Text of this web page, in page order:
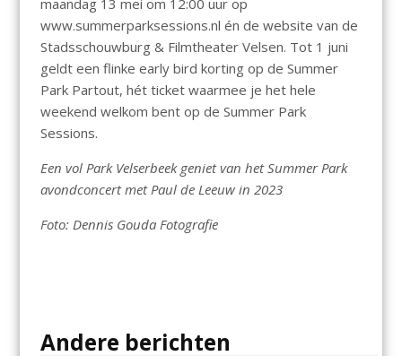
maandag 13 mei om 12:00 uur op
www.summerparksessions.nl én de website van de
Stadsschouwburg & Filmtheater Velsen. Tot 1 juni
geldt een flinke early bird korting op de Summer
Park Partout, hét ticket waarmee je het hele
weekend welkom bent op de Summer Park
Sessions.
Een vol Park Velserbeek geniet van het Summer Park
avondconcert met Paul de Leeuw in 2023
Foto: Dennis Gouda Fotografie
Andere berichten